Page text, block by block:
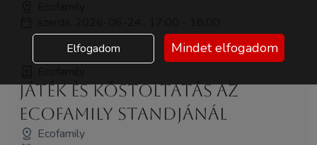
Játék és kóstoltatás az
Ecofamily standjánál
Ecofamily
Elfogadom Mindet elfogadom